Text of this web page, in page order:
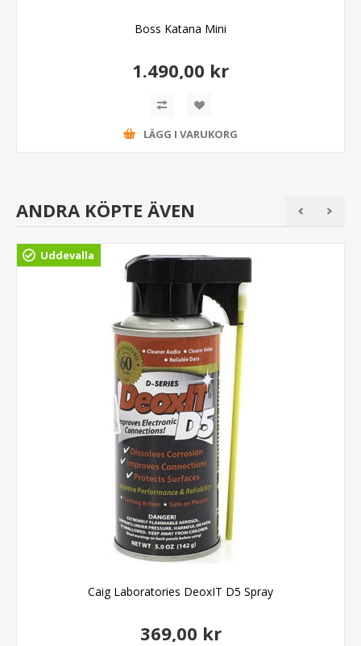
Boss Katana Mini
1.490,00 kr
LÄGG I VARUKORG
ANDRA KÖPTE ÄVEN
Uddevalla
Caig Laboratories DeoxIT D5 Spray
369,00 kr